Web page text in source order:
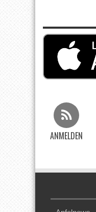
ANMELDEN